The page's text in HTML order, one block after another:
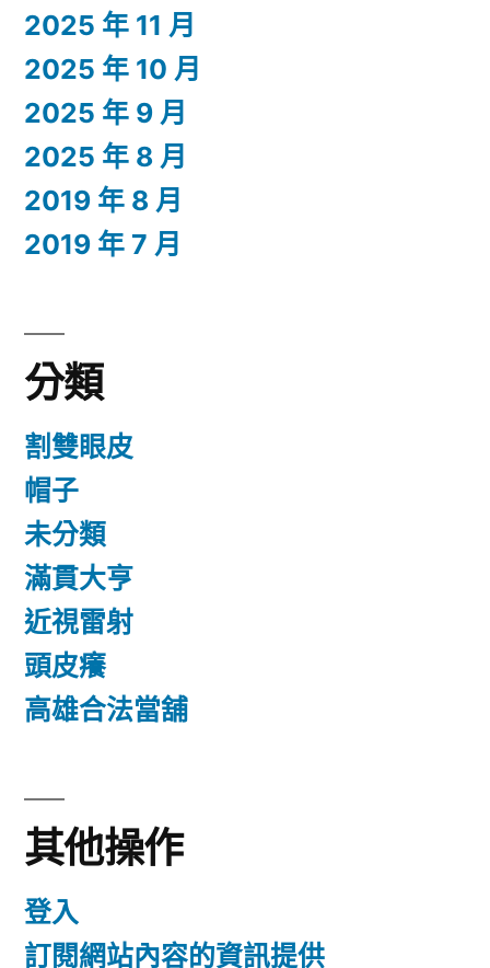
2025 年 11 月
2025 年 10 月
2025 年 9 月
2025 年 8 月
2019 年 8 月
2019 年 7 月
分類
割雙眼皮
帽子
未分類
滿貫大亨
近視雷射
頭皮癢
高雄合法當舖
其他操作
登入
訂閱網站內容的資訊提供